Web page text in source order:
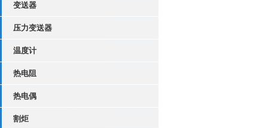
变送器
压力变送器
温度计
热电阻
热电偶
割炬